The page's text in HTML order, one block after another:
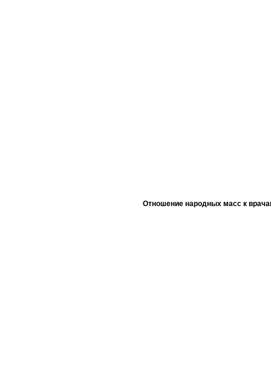
Отношение народных масс к